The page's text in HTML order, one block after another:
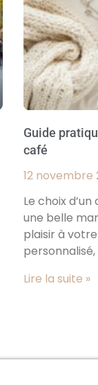
Guide
café
12 novembre
Le choix
une belle
plaisir à
Lire la suite »